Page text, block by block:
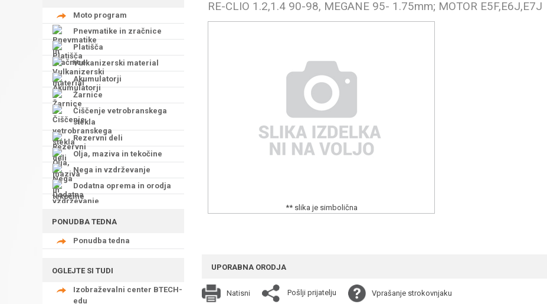
Moto program
Pnevmatike in zračnice
Platišča
Vulkanizerski material
Akumulatorji
Žarnice
Čiščenje vetrobranskega
stekla
Rezervni deli
Olja, maziva in tekočine
Nega in vzdrževanje
Dodatna oprema in orodja
PONUDBA TEDNA
Ponudba tedna
OGLEJTE SI TUDI
Izobraževalni center BTECH-
edu
RE-CLIO 1.2,1.4 90-98, MEGANE 95- 1.75mm; MOTOR E5F,E6J,E7J
** slika je simbolična
UPORABNA ORODJA
Natisni Pošlji prijatelju Vprašanje strokovnjaku